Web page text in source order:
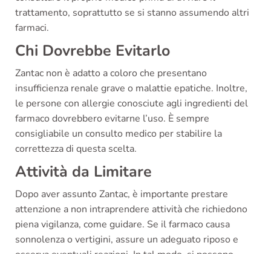
trattamento, soprattutto se si stanno assumendo altri
farmaci.
Chi Dovrebbe Evitarlo
Zantac non è adatto a coloro che presentano
insufficienza renale grave o malattie epatiche. Inoltre,
le persone con allergie conosciute agli ingredienti del
farmaco dovrebbero evitarne l’uso. È sempre
consigliabile un consulto medico per stabilire la
correttezza di questa scelta.
Attività da Limitare
Dopo aver assunto Zantac, è importante prestare
attenzione a non intraprendere attività che richiedono
piena vigilanza, come guidare. Se il farmaco causa
sonnolenza o vertigini, assure un adeguato riposo e